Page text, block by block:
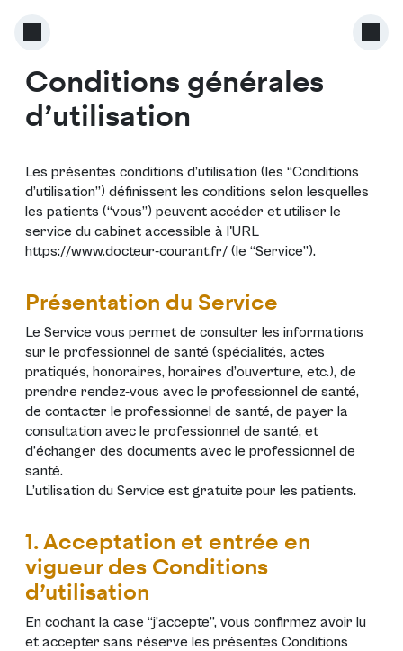
Conditions générales
d’utilisation
Les présentes conditions d’utilisation (les “Conditions
d’utilisation”) définissent les conditions selon lesquelles
les patients (“vous”) peuvent accéder et utiliser le
service du cabinet accessible à l'URL
https://www.docteur-courant.fr/ (le “Service”).
Présentation du Service
Le Service vous permet de consulter les informations
sur le professionnel de santé (spécialités, actes
pratiqués, honoraires, horaires d’ouverture, etc.), de
prendre rendez-vous avec le professionnel de santé,
de contacter le professionnel de santé, de payer la
consultation avec le professionnel de santé, et
d’échanger des documents avec le professionnel de
santé.
L’utilisation du Service est gratuite pour les patients.
1. Acceptation et entrée en
vigueur des Conditions
d’utilisation
En cochant la case “j’accepte”, vous confirmez avoir lu
et accepter sans réserve les présentes Conditions